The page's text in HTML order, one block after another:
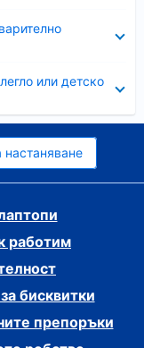
или детско
настаняване
работим
бисквитки
препоръки